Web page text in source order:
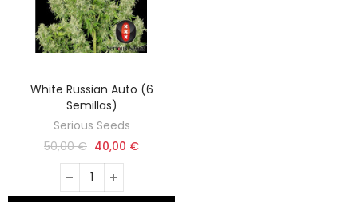
White Russian Auto (6
Semillas)
Serious Seeds
50,00 € 40,00 €